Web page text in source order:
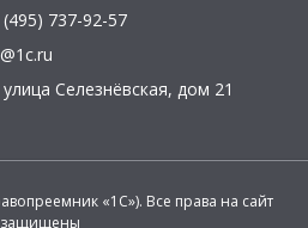
(495) 737-92-57
улица Селезнёвская, дом 21
«1С»). Все права на сайт
защищены